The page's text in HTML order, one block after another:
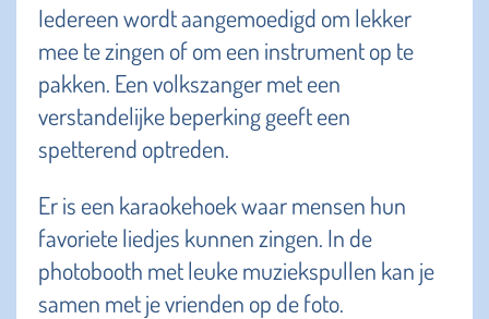
Iedereen wordt aangemoedigd om lekker
mee te zingen of om een instrument op te
pakken. Een volkszanger met een
verstandelijke beperking geeft een
spetterend optreden.
Er is een karaokehoek waar mensen hun
favoriete liedjes kunnen zingen. In de
photobooth met leuke muziekspullen kan je
samen met je vrienden op de foto.